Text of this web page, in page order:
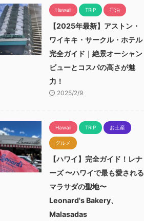
Hawaii TRIP 宿泊
【2025年最新】アストン・
ワイキキ・サークル・ホテル
完全ガイド｜絶景オーシャン
ビューとコスパの高さが魅
力！
2025/2/9
Hawaii TRIP お土産
グルメ
【ハワイ】完全ガイド！レナ
ーズ 〜ハワイで最も愛される
マラサダの聖地〜
Leonard's Bakery、
Malasadas